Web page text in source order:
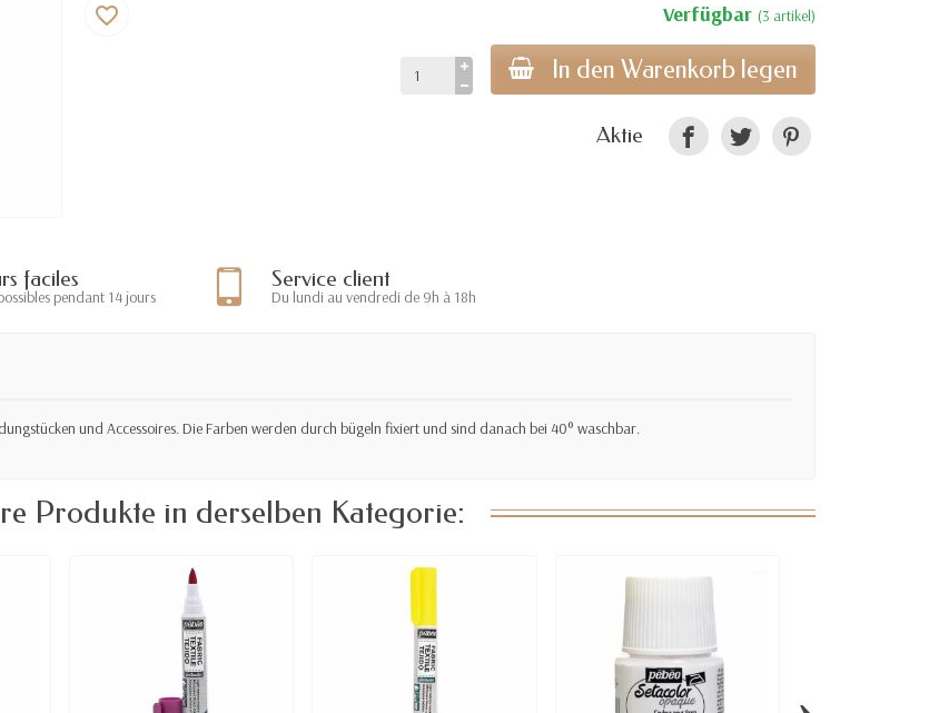
Verfügbar (3 artikel)
In den Warenkorb legen
favorite_border
Aktie
faciles
pendant 14 jours
Service client
Du lundi au vendredi de 9h à 18h
und Accessoires. Die Farben werden durch bügeln fixiert und sind danach bei 40° waschbar.
Produkte in derselben Kategorie: